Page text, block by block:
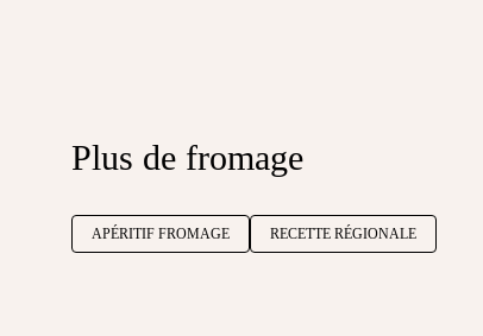
Plus de fromage
APÉRITIF FROMAGE RECETTE RÉGIONALE